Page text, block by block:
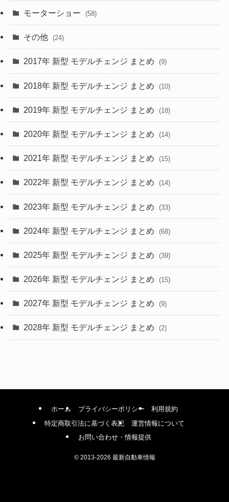
(9)
(30)
(27)
(26)
(10)
(35)
(10)
(9)
(22)
(4)
(9)
(4)
(1)
モーターショー (58)
その他 (24)
2017年 新型 モデルチェンジ まとめ (9)
2018年 新型 モデルチェンジ まとめ (10)
2019年 新型 モデルチェンジ まとめ (18)
2020年 新型 モデルチェンジ まとめ (14)
2021年 新型 モデルチェンジ まとめ (15)
2022年 新型 モデルチェンジ まとめ (14)
2023年 新型 モデルチェンジ まとめ (33)
2024年 新型 モデルチェンジ まとめ (68)
2025年 新型 モデルチェンジ まとめ (39)
2026年 新型 モデルチェンジ まとめ (15)
2027年 新型 モデルチェンジ まとめ (9)
2028年 新型 モデルチェンジ まとめ (2)
ホーム プライバシーポリシー
利用規約
特定商取引法に基づく表記
運営情報について
お問い合わせ・情報提供
©2013-2026 最新自動車情報